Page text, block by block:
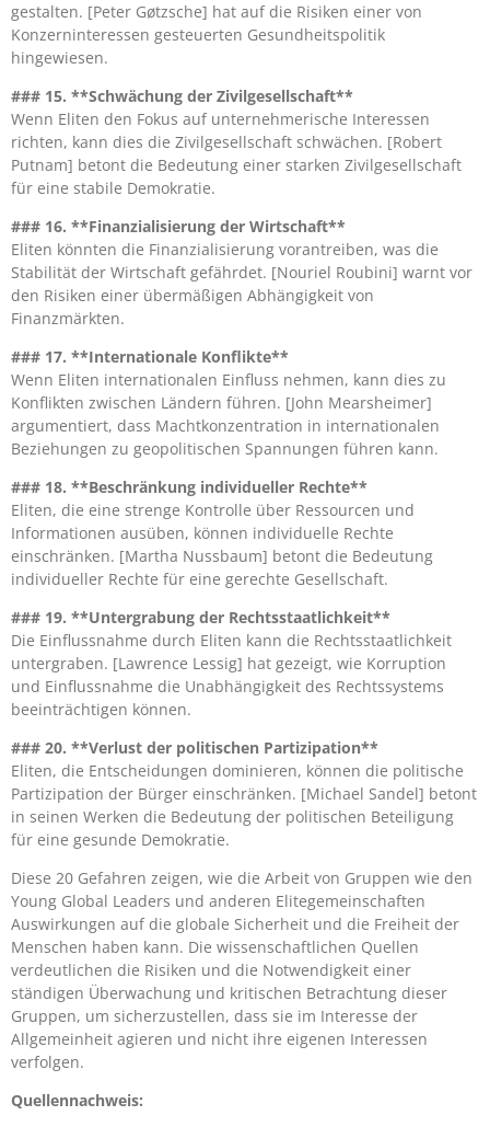
gestalten. [Peter Gøtzsche] hat auf die Risiken einer von
Konzerninteressen gesteuerten Gesundheitspolitik
hingewiesen.
### 15. **Schwächung der Zivilgesellschaft**
Wenn Eliten den Fokus auf unternehmerische Interessen
richten, kann dies die Zivilgesellschaft schwächen. [Robert
Putnam] betont die Bedeutung einer starken Zivilgesellschaft
für eine stabile Demokratie.
### 16. **Finanzialisierung der Wirtschaft**
Eliten könnten die Finanzialisierung vorantreiben, was die
Stabilität der Wirtschaft gefährdet. [Nouriel Roubini] warnt vor
den Risiken einer übermäßigen Abhängigkeit von
Finanzmärkten.
### 17. **Internationale Konflikte**
Wenn Eliten internationalen Einfluss nehmen, kann dies zu
Konflikten zwischen Ländern führen. [John Mearsheimer]
argumentiert, dass Machtkonzentration in internationalen
Beziehungen zu geopolitischen Spannungen führen kann.
### 18. **Beschränkung individueller Rechte**
Eliten, die eine strenge Kontrolle über Ressourcen und
Informationen ausüben, können individuelle Rechte
einschränken. [Martha Nussbaum] betont die Bedeutung
individueller Rechte für eine gerechte Gesellschaft.
### 19. **Untergrabung der Rechtsstaatlichkeit**
Die Einflussnahme durch Eliten kann die Rechtsstaatlichkeit
untergraben. [Lawrence Lessig] hat gezeigt, wie Korruption
und Einflussnahme die Unabhängigkeit des Rechtssystems
beeinträchtigen können.
### 20. **Verlust der politischen Partizipation**
Eliten, die Entscheidungen dominieren, können die politische
Partizipation der Bürger einschränken. [Michael Sandel] betont
in seinen Werken die Bedeutung der politischen Beteiligung
für eine gesunde Demokratie.
Diese 20 Gefahren zeigen, wie die Arbeit von Gruppen wie den
Young Global Leaders und anderen Elitegemeinschaften
Auswirkungen auf die globale Sicherheit und die Freiheit der
Menschen haben kann. Die wissenschaftlichen Quellen
verdeutlichen die Risiken und die Notwendigkeit einer
ständigen Überwachung und kritischen Betrachtung dieser
Gruppen, um sicherzustellen, dass sie im Interesse der
Allgemeinheit agieren und nicht ihre eigenen Interessen
verfolgen.
Quellennachweis: